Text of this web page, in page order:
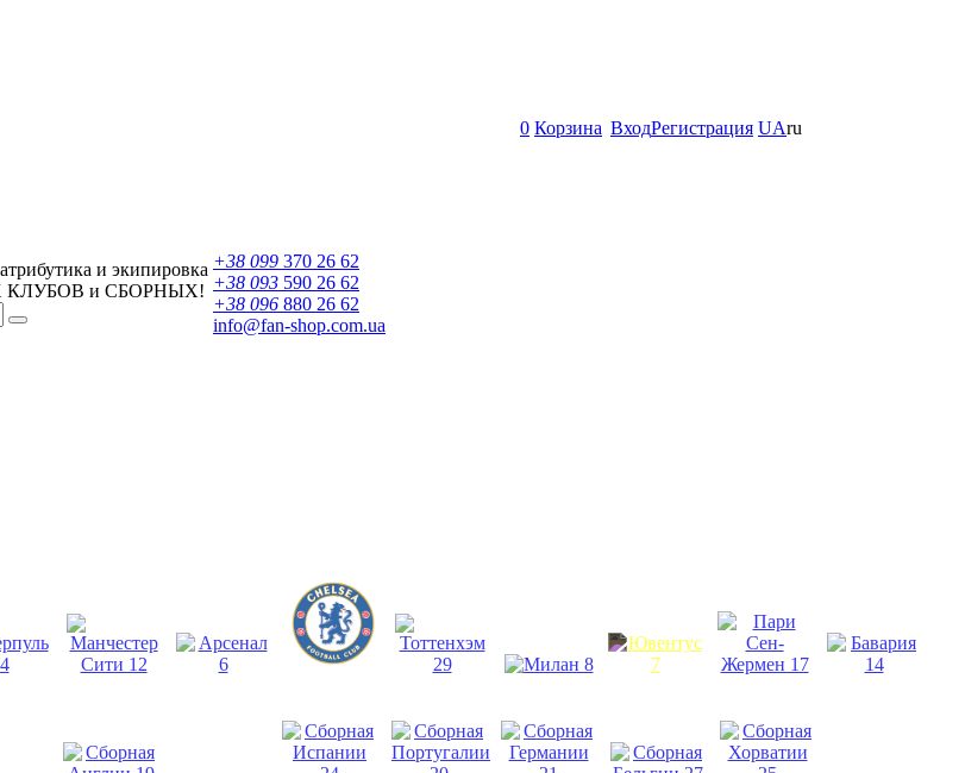
0 Корзина ВходРегистрация UAru
и экипировка
КЛУБОВ и СБОРНЫХ!
+38 099 370 26 62
+38 093 590 26 62
+38 096 880 26 62
info@fan-shop.com.ua